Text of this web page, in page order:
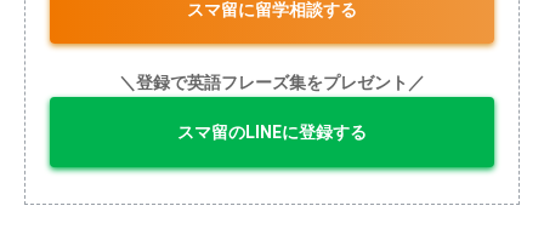
スマ留に留学相談する
＼登録で英語フレーズ集をプレゼント／
スマ留のLINEに登録する